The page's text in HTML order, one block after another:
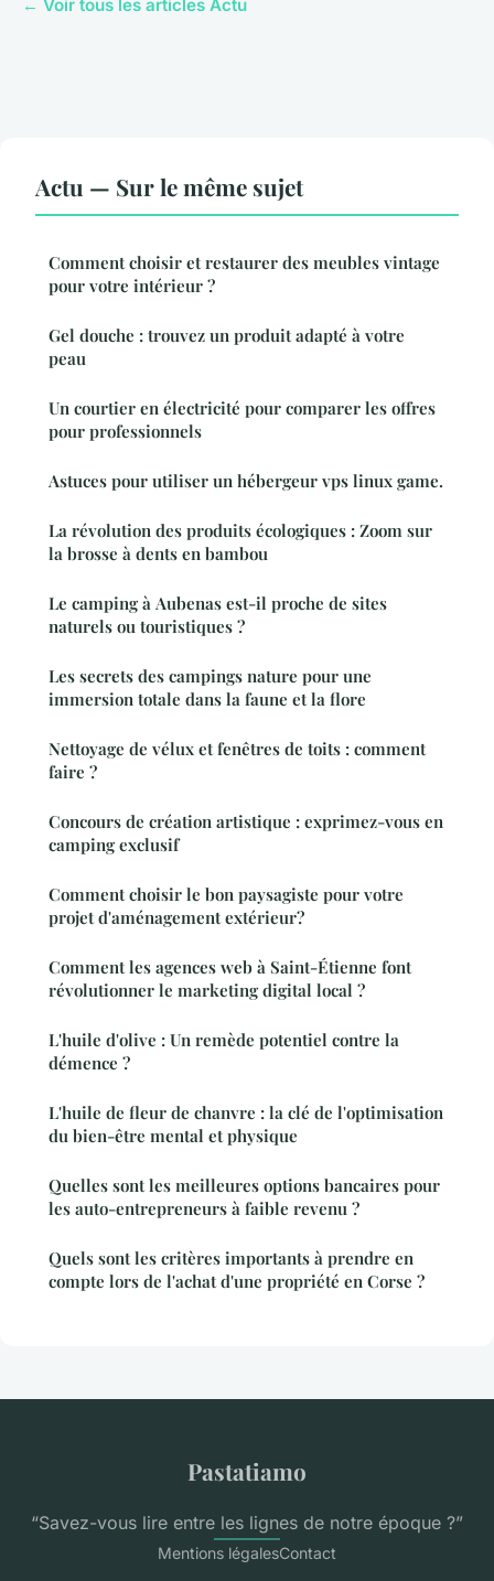
← Voir tous les articles Actu
Actu — Sur le même sujet
Comment choisir et restaurer des meubles vintage
pour votre intérieur ?
Gel douche : trouvez un produit adapté à votre
peau
Un courtier en électricité pour comparer les offres
pour professionnels
Astuces pour utiliser un hébergeur vps linux game.
La révolution des produits écologiques : Zoom sur
la brosse à dents en bambou
Le camping à Aubenas est-il proche de sites
naturels ou touristiques ?
Les secrets des campings nature pour une
immersion totale dans la faune et la flore
Nettoyage de vélux et fenêtres de toits : comment
faire ?
Concours de création artistique : exprimez-vous en
camping exclusif
Comment choisir le bon paysagiste pour votre
projet d'aménagement extérieur?
Comment les agences web à Saint-Étienne font
révolutionner le marketing digital local ?
L'huile d'olive : Un remède potentiel contre la
démence ?
L'huile de fleur de chanvre : la clé de l'optimisation
du bien-être mental et physique
Quelles sont les meilleures options bancaires pour
les auto-entrepreneurs à faible revenu ?
Quels sont les critères importants à prendre en
compte lors de l'achat d'une propriété en Corse ?
Pastatiamo
“Savez-vous lire entre les lignes de notre époque ?”
Mentions légalesContact